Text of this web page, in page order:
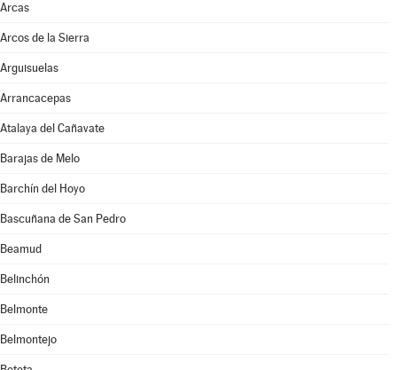
Arcas
Arcos de la Sierra
Arguisuelas
Arrancacepas
Atalaya del Cañavate
Barajas de Melo
Barchín del Hoyo
Bascuñana de San Pedro
Beamud
Belinchón
Belmonte
Belmontejo